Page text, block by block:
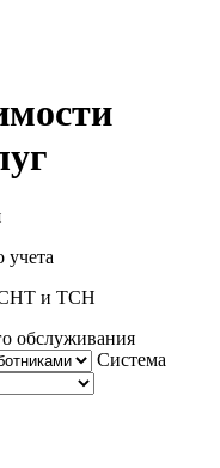
учета
СНТ и ТСН
обслуживания
Система